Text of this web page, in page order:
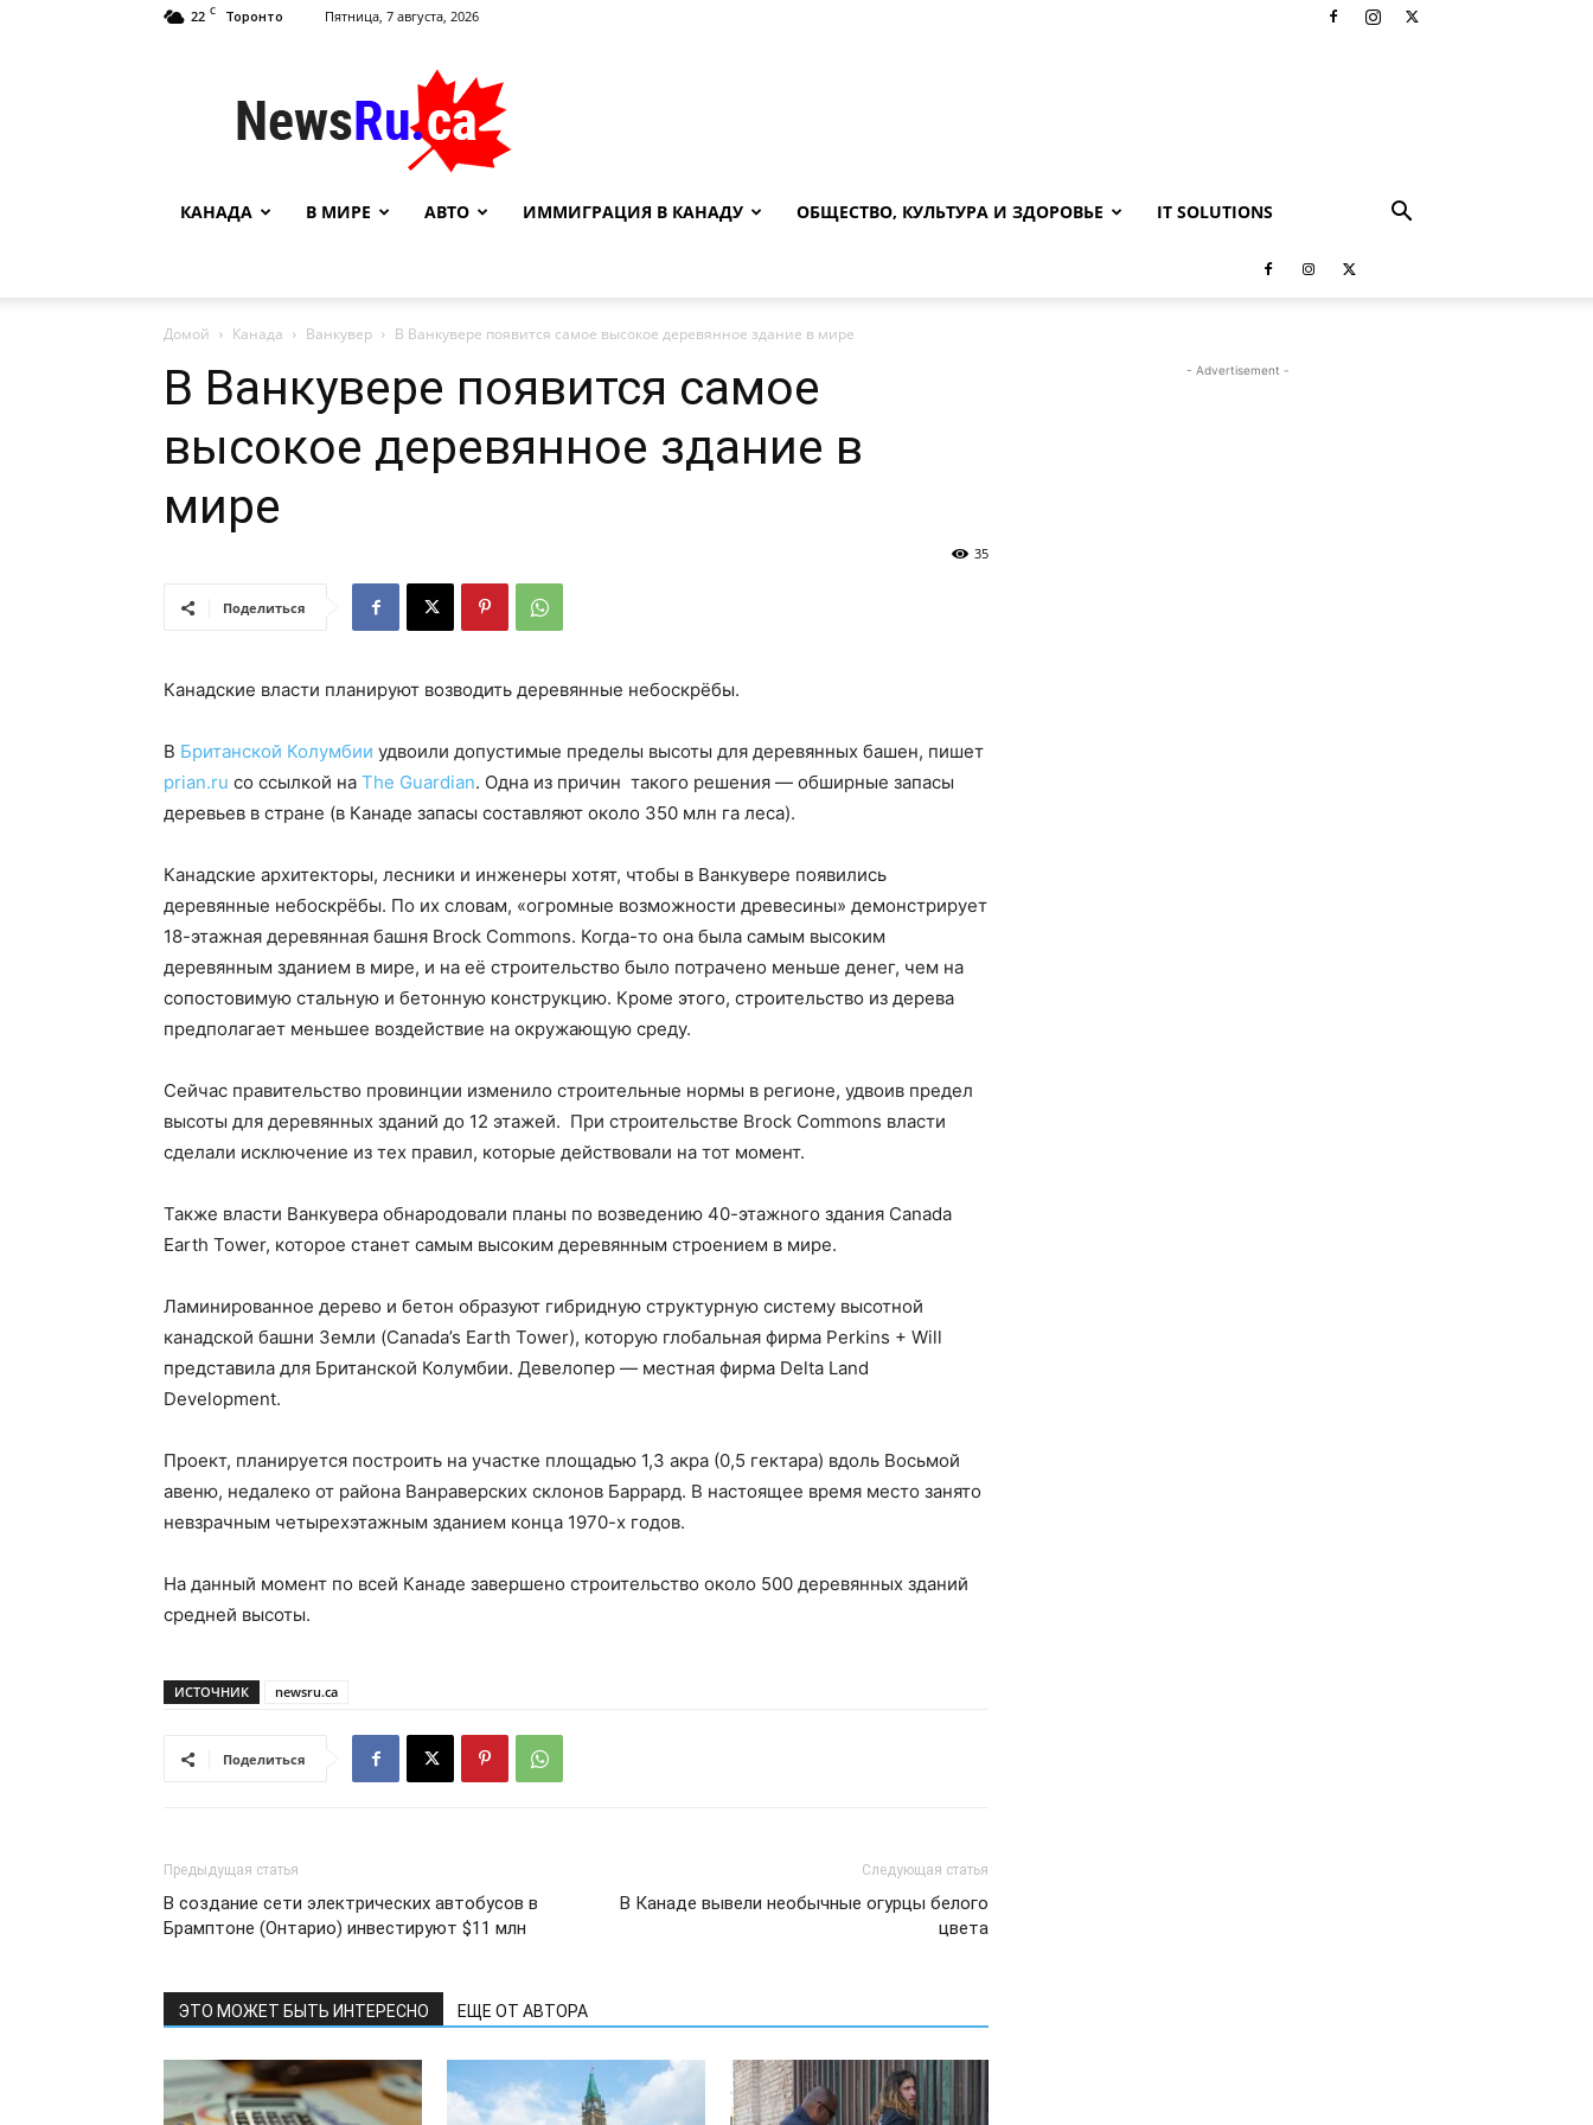
22 C Торонто Пятница, 7 августа, 2026
NewsRu.Ca
КАНАДА В МИРЕ АВТО ИММИГРАЦИЯ В КАНАДУ ОБЩЕСТВО, КУЛЬТУРА И ЗДОРОВЬЕ IT SOLUTIONS
Домой Канада Ванкувер В Ванкувере появится самое высокое деревянное здание в мире
В Ванкувере появится самое
высокое деревянное здание в
мире
35
Поделиться
Канадские власти планируют возводить деревянные небоскрёбы.
В Британской Колумбии удвоили допустимые пределы высоты для деревянных башен, пишет
prian.ru со ссылкой на The Guardian. Одна из причин такого решения — обширные запасы
деревьев в стране (в Канаде запасы составляют около 350 млн га леса).
Канадские архитекторы, лесники и инженеры хотят, чтобы в Ванкувере появились
деревянные небоскрёбы. По их словам, «огромные возможности древесины» демонстрирует
18-этажная деревянная башня Brock Commons. Когда-то она была самым высоким
деревянным зданием в мире, и на её строительство было потрачено меньше денег, чем на
сопостовимую стальную и бетонную конструкцию. Кроме этого, строительство из дерева
предполагает меньшее воздействие на окружающую среду.
Сейчас правительство провинции изменило строительные нормы в регионе, удвоив предел
высоты для деревянных зданий до 12 этажей. При строительстве Brock Commons власти
сделали исключение из тех правил, которые действовали на тот момент.
Также власти Ванкувера обнародовали планы по возведению 40-этажного здания Canada
Earth Tower, которое станет самым высоким деревянным строением в мире.
Ламинированное дерево и бетон образуют гибридную структурную систему высотной
канадской башни Земли (Canada’s Earth Tower), которую глобальная фирма Perkins + Will
представила для Британской Колумбии. Девелопер — местная фирма Delta Land
Development.
Проект, планируется построить на участке площадью 1,3 акра (0,5 гектара) вдоль Восьмой
авеню, недалеко от района Ванраверских склонов Баррард. В настоящее время место занято
невзрачным четырехэтажным зданием конца 1970-х годов.
На данный момент по всей Канаде завершено строительство около 500 деревянных зданий
средней высоты.
ИСТОЧНИК newsru.ca
Поделиться
Предыдущая статья
В создание сети электрических автобусов в
Брамптоне (Онтарио) инвестируют $11 млн
Следующая статья
В Канаде вывели необычные огурцы белого
цвета
ЭТО МОЖЕТ БЫТЬ ИНТЕРЕСНО ЕЩЕ ОТ АВТОРА
- Advertisement -